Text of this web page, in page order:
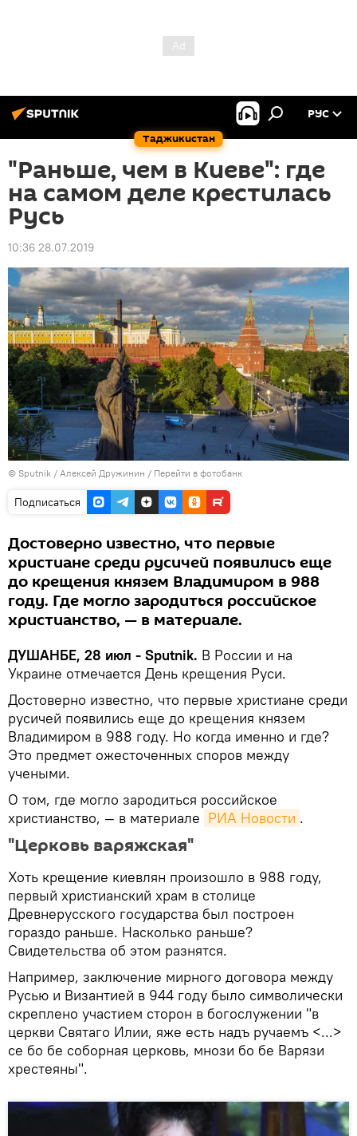
Таджикистан
РУС
"Раньше, чем в Киеве": где
на самом деле крестилась
Русь
10:36 28.07.2019
© Sputnik / Алексей Дружинин / Перейти в фотобанк
Подписаться
Достоверно известно, что первые
христиане среди русичей появились еще
до крещения князем Владимиром в 988
году. Где могло зародиться российское
христианство, — в материале.
ДУШАНБЕ, 28 июл - Sputnik. В России и на
Украине отмечается День крещения Руси.
Достоверно известно, что первые христиане среди
русичей появились еще до крещения князем
Владимиром в 988 году. Но когда именно и где?
Это предмет ожесточенных споров между
учеными.
О том, где могло зародиться российское
христианство, — в материале РИА Новости .
"Церковь варяжская"
Хоть крещение киевлян произошло в 988 году,
первый христианский храм в столице
Древнерусского государства был построен
гораздо раньше. Насколько раньше?
Свидетельства об этом разнятся.
Например, заключение мирного договора между
Русью и Византией в 944 году было символически
скреплено участием сторон в богослужении "в
церкви Святаго Илии, яже есть надъ ручаемъ <...>
се бо бе соборная церковь, мнози бо бе Варязи
хрестеяны".